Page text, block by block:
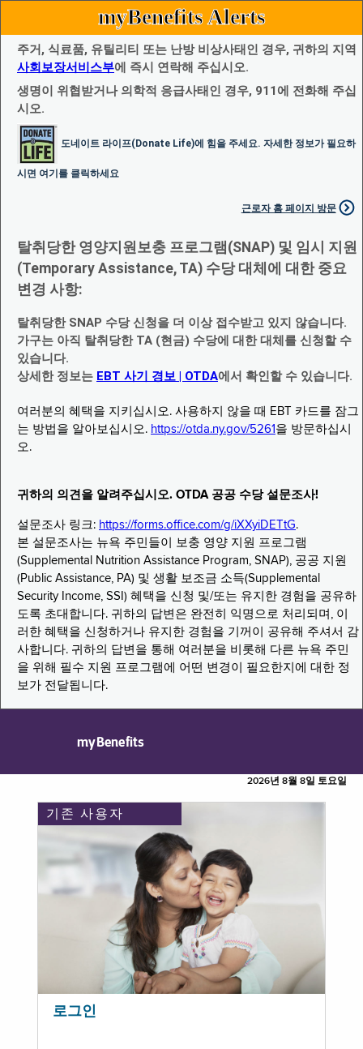
myBenefits Alerts
주거, 식료품, 유틸리티 또는 난방 비상사태인 경우, 귀하의 지역
사회보장서비스부에 즉시 연락해 주십시오.
생명이 위협받거나 의학적 응급사태인 경우, 911에 전화해 주십
시오.
도네이트 라이프(Donate Life)에 힘을 주세요. 자세한 정보가 필요하
시면 여기를 클릭하세요
근로자 홈 페이지 방문
탈취당한 영양지원보충 프로그램(SNAP) 및 임시 지원
(Temporary Assistance, TA) 수당 대체에 대한 중요
변경 사항:
탈취당한 SNAP 수당 신청을 더 이상 접수받고 있지 않습니다.
가구는 아직 탈취당한 TA (현금) 수당에 대한 대체를 신청할 수
있습니다.
상세한 정보는 EBT 사기 경보 | OTDA에서 확인할 수 있습니다.
여러분의 혜택을 지키십시오. 사용하지 않을 때 EBT 카드를 잠그
는 방법을 알아보십시오. https://otda.ny.gov/5261 을 방문하십시
오.
귀하의 의견을 알려주십시오. OTDA 공공 수당 설문조사!
설문조사 링크: https://forms.office.com/g/iXXyiDETtG.
본 설문조사는 뉴욕 주민들이 보충 영양 지원 프로그램
(Supplemental Nutrition Assistance Program, SNAP), 공공 지원
(Public Assistance, PA) 및 생활 보조금 소득(Supplemental
Security Income, SSI) 혜택을 신청 및/또는 유지한 경험을 공유하
도록 초대합니다. 귀하의 답변은 완전히 익명으로 처리되며, 이
러한 혜택을 신청하거나 유지한 경험을 기꺼이 공유해 주셔서 감
사합니다. 귀하의 답변을 통해 여러분을 비롯해 다른 뉴욕 주민
을 위해 필수 지원 프로그램에 어떤 변경이 필요한지에 대한 정
보가 전달됩니다.
myBenefits
2026년 8월 8일 토요일
기존 사용자
로그인